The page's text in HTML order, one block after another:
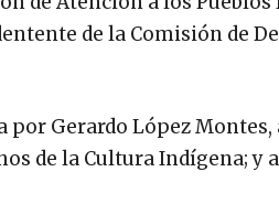
de la Comisión de
Gerardo López Montes,
de la Cultura Indígena; y